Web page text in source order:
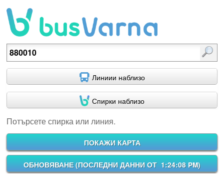
Потърсете спирка или линия.
Линиии наблизо
Спирки наблизо
Потърсете спирка или линия.
ПОКАЖИ КАРТА
ОБНОВЯВАНЕ (ПОСЛЕДНИ ДАННИ ОТ 1:24:08 PM)